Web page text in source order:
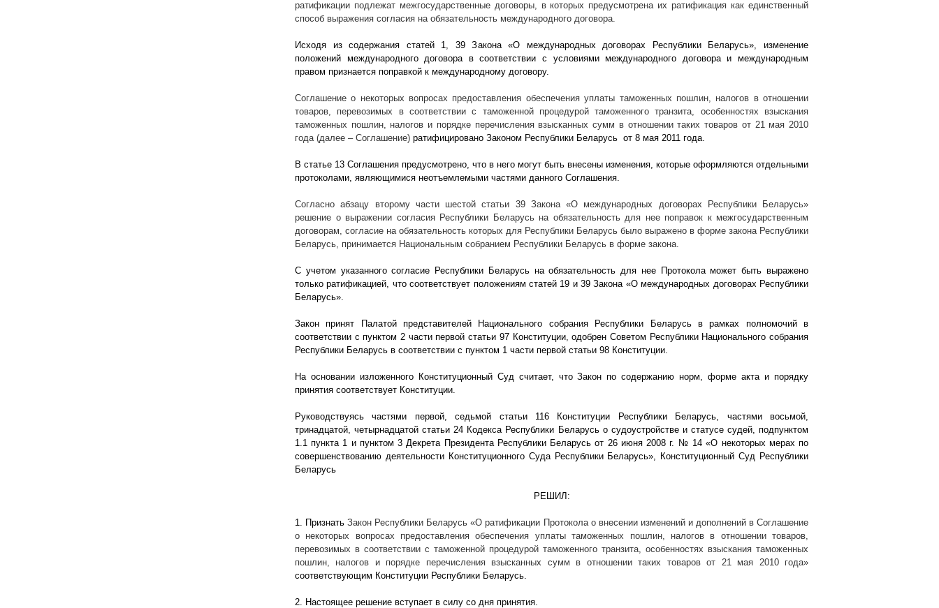
ратификации подлежат межгосударственные договоры, в которых предусмотрена их ратификация как единственный
способ выражения согласия на обязательность международного договора.
Исходя из содержания статей 1, 39 Закона «О международных договорах Республики Беларусь», изменение
положений международного договора в соответствии с условиями международного договора и международным
правом признается поправкой к международному договору.
Соглашение о некоторых вопросах предоставления обеспечения уплаты таможенных пошлин, налогов в отношении
товаров, перевозимых в соответствии с таможенной процедурой таможенного транзита, особенностях взыскания
таможенных пошлин, налогов и порядке перечисления взысканных сумм в отношении таких товаров от 21 мая 2010
года (далее – Соглашение) ратифицировано Законом Республики Беларусь от 8 мая 2011 года.
В статье 13 Соглашения предусмотрено, что в него могут быть внесены изменения, которые оформляются отдельными
протоколами, являющимися неотъемлемыми частями данного Соглашения.
Согласно абзацу второму части шестой статьи 39 Закона «О международных договорах Республики Беларусь»
решение о выражении согласия Республики Беларусь на обязательность для нее поправок к межгосударственным
договорам, согласие на обязательность которых для Республики Беларусь было выражено в форме закона Республики
Беларусь, принимается Национальным собранием Республики Беларусь в форме закона.
С учетом указанного согласие Республики Беларусь на обязательность для нее Протокола может быть выражено
только ратификацией, что соответствует положениям статей 19 и 39 Закона «О международных договорах Республики
Беларусь».
Закон принят Палатой представителей Национального собрания Республики Беларусь в рамках полномочий в
соответствии с пунктом 2 части первой статьи 97 Конституции, одобрен Советом Республики Национального собрания
Республики Беларусь в соответствии с пунктом 1 части первой статьи 98 Конституции.
На основании изложенного Конституционный Суд считает, что Закон по содержанию норм, форме акта и порядку
принятия соответствует Конституции.
Руководствуясь частями первой, седьмой статьи 116 Конституции Республики Беларусь, частями восьмой,
тринадцатой, четырнадцатой статьи 24 Кодекса Республики Беларусь о судоустройстве и статусе судей, подпунктом
1.1 пункта 1 и пунктом 3 Декрета Президента Республики Беларусь от 26 июня 2008 г. № 14 «О некоторых мерах по
совершенствованию деятельности Конституционного Суда Республики Беларусь», Конституционный Суд Республики
Беларусь
РЕШИЛ:
1. ПризнатьЗакон Республики Беларусь«О ратификации Протокола о внесении изменений и дополнений в Соглашение
о некоторых вопросах предоставления обеспечения уплаты таможенных пошлин, налогов в отношении товаров,
перевозимых в соответствии с таможенной процедурой таможенного транзита, особенностях взыскания таможенных
пошлин, налогов и порядке перечисления взысканных сумм в отношении таких товаров от 21 мая 2010 года»
соответствующим Конституции Республики Беларусь.
2. Настоящее решение вступает в силу со дня принятия.